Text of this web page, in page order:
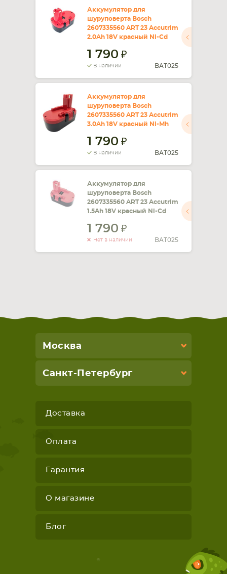
КОМПЛЕКТУЮЩИЕ
Аккумулятор для
шуруповерта Bosch
2607335560 ART 23 Accutrim
2.0Ah 18V красный Ni-Cd
1 790
В наличии BAT025
Аккумулятор для
шуруповерта Bosch
2607335560 ART 23 Accutrim
3.0Ah 18V красный Ni-Mh
1 790
В наличии BAT025
Аккумулятор для
шуруповерта Bosch
2607335560 ART 23 Accutrim
1.5Ah 18V красный Ni-Cd
1 790
Нет в наличии BAT025
Москва
Санкт-Петербург
Доставка
Оплата
Гарантия
О магазине
Блог